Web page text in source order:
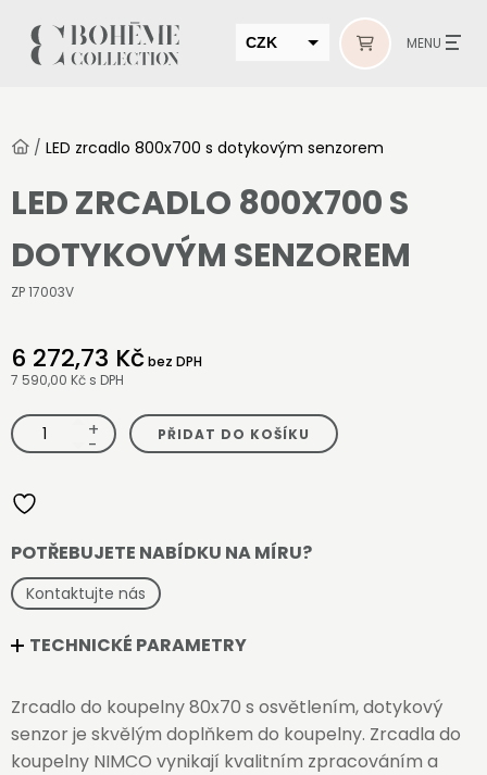
CZK
MUR
MENU
/ LED zrcadlo 800x700 s dotykovým senzorem
LED ZRCADLO 800X700 S
DOTYKOVÝM SENZOREM
ZP 17003V
6 272,73 Kčbez DPH
7 590,00 Kč s DPH
LED
zrcadlo
800x700
senzorem
množství
+
- PŘIDAT DO KOŠÍKU
POTŘEBUJETE NABÍDKU NA MÍRU?
Kontaktujte nás
TECHNICKÉ PARAMETRY
Zrcadlo do koupelny 80x70 s osvětlením, dotykový
senzor je skvělým doplňkem do koupelny. Zrcadla do
koupelny NIMCO vynikají kvalitním zpracováním a